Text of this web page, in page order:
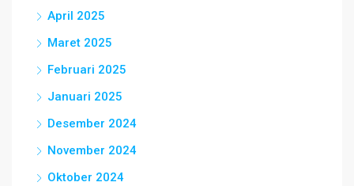
April 2025
Maret 2025
Februari 2025
Januari 2025
Desember 2024
November 2024
Oktober 2024